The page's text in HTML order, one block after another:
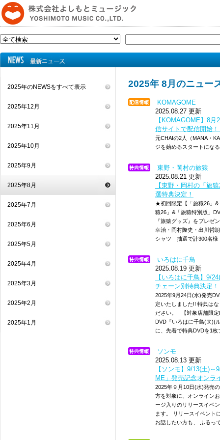
2025年のNEWSをすべて表示
2025年12月
2025年11月
2025年10月
2025年9月
2025年8月
2025年7月
2025年6月
2025年5月
2025年4月
2025年3月
2025年2月
2025年1月
2025年 8月のニュー
KOMAGOME
2025.08.27 更新
【KOMAGOME】8
信サイトで配信開始
元CHAIの2人（MANA・
ジを始めるスタートに
東野・岡村の旅猿
2025.08.21 更新
【東野・岡村の「旅
選特典決定！
★初回限定【「旅猿26」&
猿26」&「旅猿特別版」
『旅猿グッズ』をプレ
幸治・岡村隆史・出川哲
シャツ 抽選で計300名様
いろはに千鳥
2025.08.19 更新
【いろはに千鳥】9/
チェーン別特典決定！
2025年9月24日(水)発売
定いたしました!! 特典は
ださい。 【対象店舗限定
DVD『いろはに千鳥(ヌ)(
に、先着で特典DVDを1
ソンモ
2025.08.13 更新
【ソンモ】9/13(土)
ME」発売記念オンラ
2025年９月10日(水)発売
方を対象に、オンライン
ージ入りのリリースイベ
ます。 リリースイベント
お話したい方も、 ふるっ